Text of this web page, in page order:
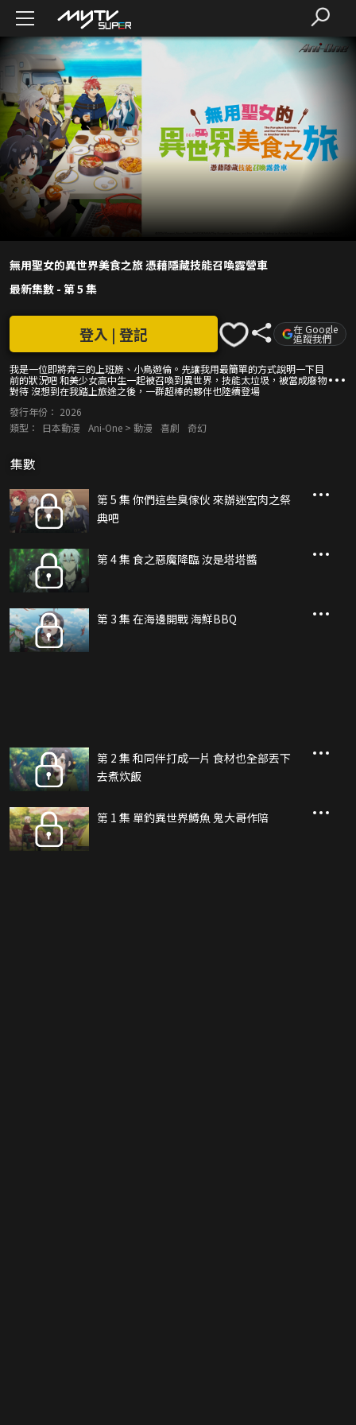
無用聖女的異世界美食之旅 憑藉隱藏技能召喚露營車
最新集數 - 第 5 集
我是一位即將奔三的上班族、小鳥遊倫。先讓我用最簡單的方式說明一下目
前的狀況吧 和美少女高中生一起被召喚到異世界，技能太垃圾，被當成廢物
對待 沒想到在我踏上旅途之後，一群超棒的夥伴也陸續登場
登入 | 登記 在 Google
追蹤我們
發行年份： 2026
類型：
日本動漫 Ani-One > 動漫 喜劇 奇幻
集數
第 5 集 你們這些臭傢伙 來辦迷宮肉之祭
典吧
第 4 集 食之惡魔降臨 汝是塔塔醬
第 3 集 在海邊開戰 海鮮BBQ
第 2 集 和同伴打成一片 食材也全部丟下
去煮炊飯
第 1 集 單釣異世界鱒魚 鬼大哥作陪